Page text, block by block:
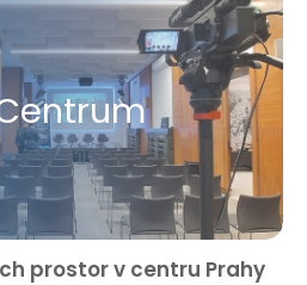
prostor v centru Prahy